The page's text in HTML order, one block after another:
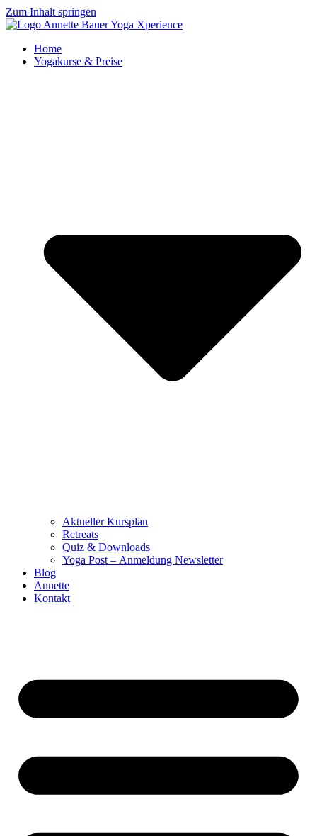
Zum Inhalt springen
Home
Yogakurse & Preise
Aktueller Kursplan
Retreats
Quiz & Downloads
Yoga Post – Anmeldung Newsletter
Blog
Annette
Kontakt